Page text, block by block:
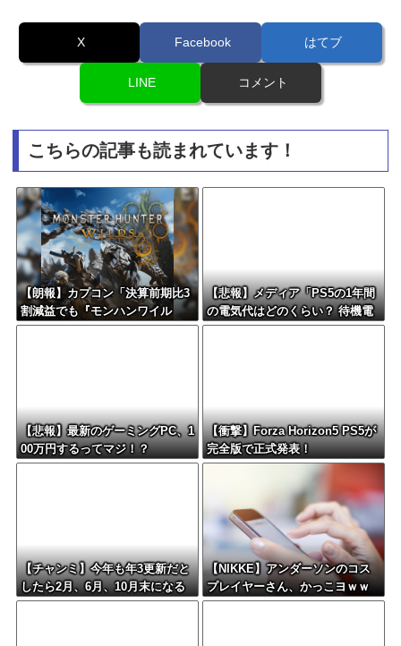
X Facebook はてブ
LINE コメント
こちらの記事も読まれています！
【朗報】カプコン「決算前期比3
割減益でも『モンハンワイル
ズ』で逆転するから！」
【悲報】メディア「PS5の1年間
の電気代はどのくらい？ 待機電
力には注意すべき？」
【悲報】最新のゲーミングPC、1
00万円するってマジ！？
【衝撃】Forza Horizon5 PS5が
完全版で正式発表！
【チャンミ】今年も年3更新だと
したら2月、6月、10月末になる
けどこれ毎回LoH月だから暇すぎ
【NIKKE】アンダーソンのコス
プレイヤーさん、かっこヨｗｗ
ｗｗｗｗ